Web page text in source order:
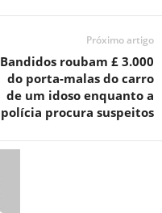
Próximo artigo
Bandidos roubam £ 3.000
do porta-malas do carro
de um idoso enquanto a
polícia procura suspeitos